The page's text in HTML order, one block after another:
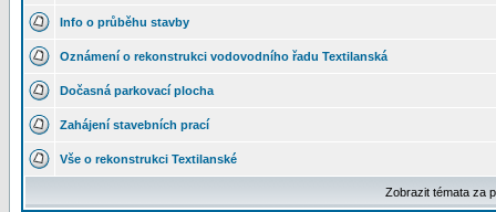
Info o průběhu stavby
Oznámení o rekonstrukci vodovodního řadu Textilanská
Dočasná parkovací plocha
Zahájení stavebních prací
Vše o rekonstrukci Textilanské
Zobrazit témata za